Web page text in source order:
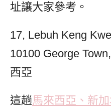
址讓大家參考。
17, Lebuh Keng
10100 George
西亞
這趟馬來西亞、新